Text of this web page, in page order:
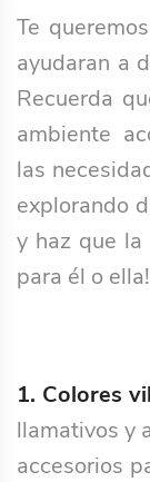
Te
ayudaran a
Recuerda
ambiente
las
explorando
y haz que la
para él o ella!
1. Colores
llamativos y
accesorios